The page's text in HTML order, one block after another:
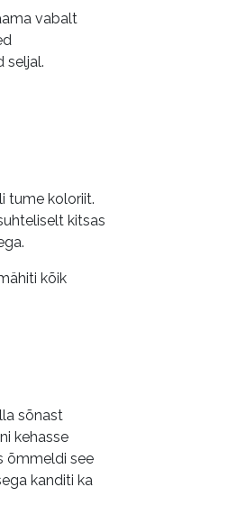
vabalt
seljal.
tume koloriit.
kitsas
kõik
sõnast
kehasse
õmmeldi see
kanditi ka